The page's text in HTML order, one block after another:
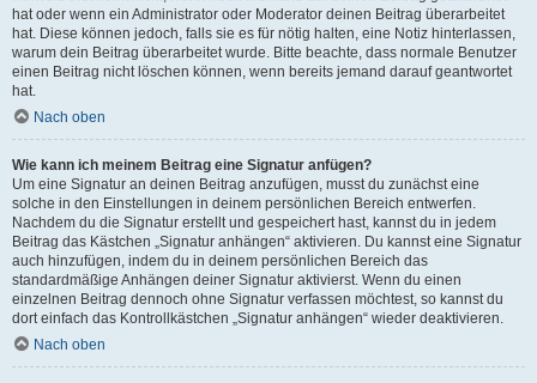
hat oder wenn ein Administrator oder Moderator deinen Beitrag überarbeitet
hat. Diese können jedoch, falls sie es für nötig halten, eine Notiz hinterlassen,
warum dein Beitrag überarbeitet wurde. Bitte beachte, dass normale Benutzer
einen Beitrag nicht löschen können, wenn bereits jemand darauf geantwortet
hat.
Nach oben
Wie kann ich meinem Beitrag eine Signatur anfügen?
Um eine Signatur an deinen Beitrag anzufügen, musst du zunächst eine
solche in den Einstellungen in deinem persönlichen Bereich entwerfen.
Nachdem du die Signatur erstellt und gespeichert hast, kannst du in jedem
Beitrag das Kästchen „Signatur anhängen“ aktivieren. Du kannst eine Signatur
auch hinzufügen, indem du in deinem persönlichen Bereich das
standardmäßige Anhängen deiner Signatur aktivierst. Wenn du einen
einzelnen Beitrag dennoch ohne Signatur verfassen möchtest, so kannst du
dort einfach das Kontrollkästchen „Signatur anhängen“ wieder deaktivieren.
Nach oben